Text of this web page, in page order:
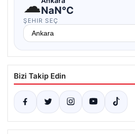
☁NaN°C
ŞEHIR SEÇ
Bizi Takip Edin